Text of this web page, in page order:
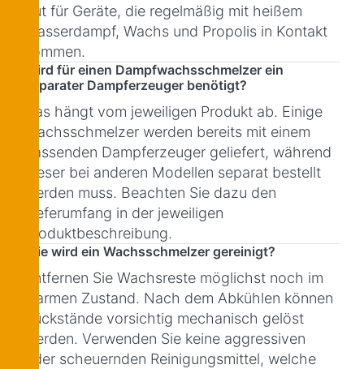
gut für Geräte, die regelmäßig mit heißem
Wasserdampf, Wachs und Propolis in Kontakt
kommen.
Wird für einen Dampfwachsschmelzer ein
separater Dampferzeuger benötigt?
Das hängt vom jeweiligen Produkt ab. Einige
Wachsschmelzer werden bereits mit einem
passenden Dampferzeuger geliefert, während
dieser bei anderen Modellen separat bestellt
werden muss. Beachten Sie dazu den
Lieferumfang in der jeweiligen
Produktbeschreibung.
Wie wird ein Wachsschmelzer gereinigt?
Entfernen Sie Wachsreste möglichst noch im
warmen Zustand. Nach dem Abkühlen können
Rückstände vorsichtig mechanisch gelöst
werden. Verwenden Sie keine aggressiven
oder scheuernden Reinigungsmittel, welche